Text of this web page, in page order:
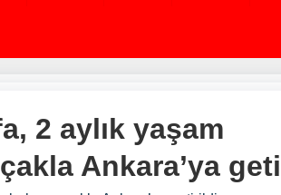
2 aylık yaşam
Ankara’ya